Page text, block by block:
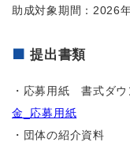
助成対象期間： 2026
提出書類
・応募用紙書式ダウ
金_応募用紙
・団体の紹介資料